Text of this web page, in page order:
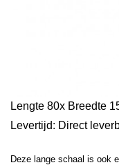
Lengte 80x Breedte
Levertijd: Direct
Deze lange schaal is ook